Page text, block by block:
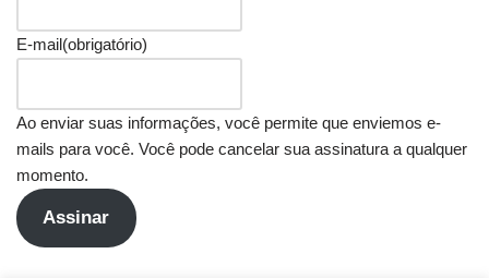
E-mail(obrigatório)
Ao enviar suas informações, você permite que enviemos e-
mails para você. Você pode cancelar sua assinatura a qualquer
momento.
Assinar